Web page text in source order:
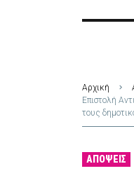
Αρχική
Επιστολή
τους
ΑΠΌΨΕΙΣ